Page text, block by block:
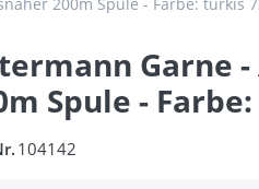
Garne
Spule -
104142